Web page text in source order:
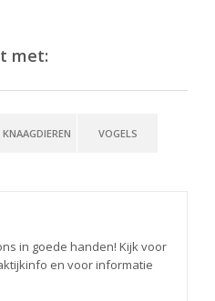
met:
KNAAGDIEREN VOGELS
in goede handen! Kijk voor
en voor informatie